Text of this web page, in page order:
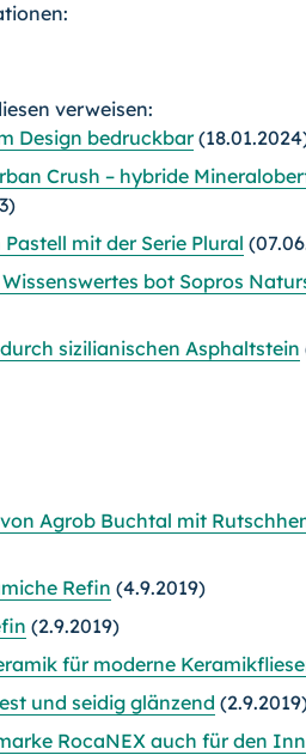
verweisen:
Design bedruckbar
Crush – hybride
mit der Serie Plural
bot Sopros
sizilianischen Asphaltstein
Agrob Buchtal mit
Refin (4.9.2019)
(2.9.2019)
für moderne
und seidig glänzend
RocaNEX auch für den